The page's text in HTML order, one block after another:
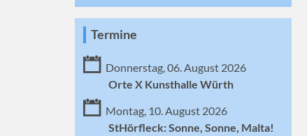
Termine
Donnerstag, 06. August 2026
Orte X Kunsthalle Würth
Montag, 10. August 2026
StHörfleck: Sonne, Sonne, Malta!